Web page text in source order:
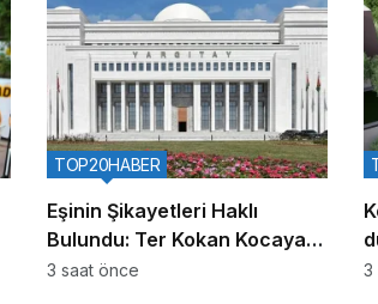
Eşinin Şikayetleri Haklı
Bulundu: Ter Kokan Kocaya
360 Bin TL Tazminat
TOP20HABER
3 saat önce 3